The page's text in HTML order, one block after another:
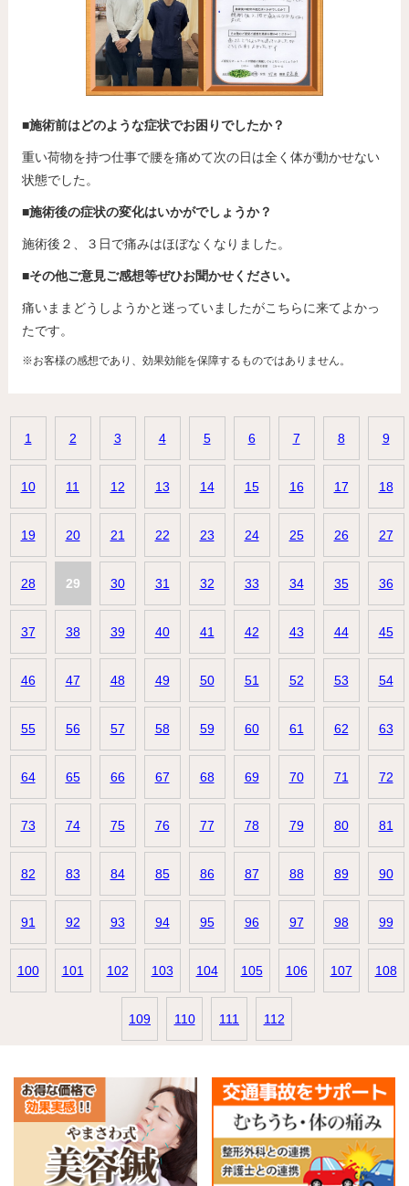
■施術前はどのような症状でお困りでしたか？
重い荷物を持つ仕事で腰を痛めて次の日は全く体が動かせない
状態でした。
■施術後の症状の変化はいかがでしょうか？
施術後２、３日で痛みはほぼなくなりました。
■その他ご意見ご感想等ぜひお聞かせください。
痛いままどうしようかと迷っていましたがこちらに来てよかっ
たです。
※お客様の感想であり、効果効能を保障するものではありません。
1 2 3 4 5 6 7 8 9
10 11 12 13 14 15 16 17 18
19 20 21 22 23 24 25 26 27
28 29 30 31 32 33 34 35 36
37 38 39 40 41 42 43 44 45
46 47 48 49 50 51 52 53 54
55 56 57 58 59 60 61 62 63
64 65 66 67 68 69 70 71 72
73 74 75 76 77 78 79 80 81
82 83 84 85 86 87 88 89 90
91 92 93 94 95 96 97 98 99
100 101 102 103 104 105 106 107 108
109 110 111 112